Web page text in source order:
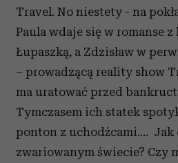
Travel. No niestety - na
Paula wdaje się w romanse
Łupaszką, a Zdzisław w
– prowadzącą reality show
ma uratować przed
Tymczasem ich statek
ponton z uchodźcami…. Jak
zwariowanym świecie? Czy